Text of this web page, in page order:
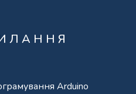
Arduino